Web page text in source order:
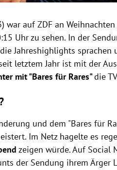
war auf ZDF an
Uhr zu sehen. In der
Jahreshighlights sprachen
letztem Jahr ist mit der
mit "Bares für Rares"die
und dem "Bares für
Im Netz hagelte es
zeigen würde. Auf Social
der Sendung ihrem Ärger